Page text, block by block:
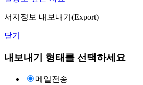
서지정보 내보내기(Export)
닫기
내보내기 형태를 선택하세요
메일전송